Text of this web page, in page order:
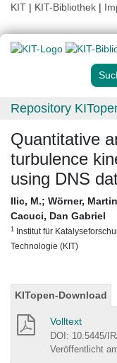
KIT | KIT-Bibliothek |
Repository
Quantitative
turbulence
using DNS
Ilic, M.; Wörner, Martin
Cacuci, Dan Gabriel
1 Institut für
Technologie (KIT)
KITopen-Download
Volltext
DOI: 10.5445/
Veröffentlicht